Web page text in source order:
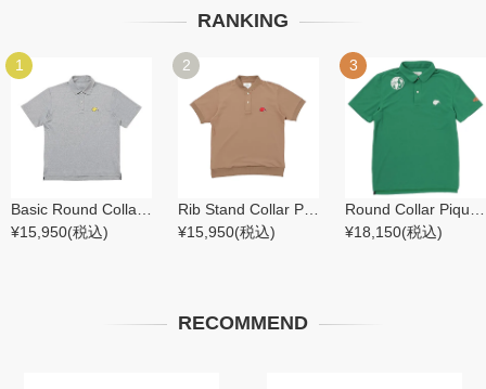
RANKING
¥15,950(税込)
¥15,950(税込)
¥18,150(税込)
RECOMMEND